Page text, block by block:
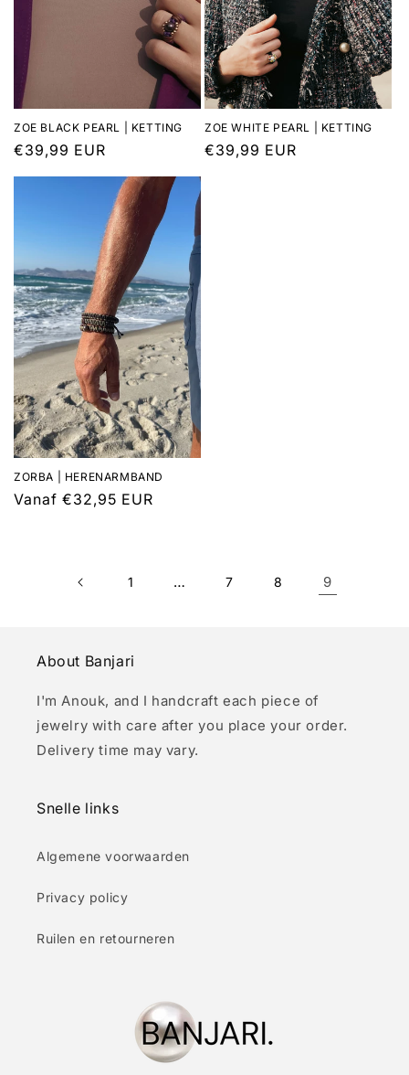
ZOE BLACK PEARL | KETTING
Normale
prijs
€39,99 EUR
ZOE WHITE PEARL | KETTING
Normale
€39,99 EUR
ZORBA | HERENARMBAND
Normale
Vanaf €32,95 EUR
1 … 7 8 9
About Banjari
I'm Anouk, and I handcraft each piece of
jewelry with care after you place your order.
Delivery time may vary.
Snelle links
Algemene voorwaarden
Privacy policy
Ruilen en retourneren